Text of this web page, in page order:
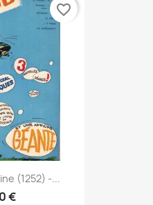
(1252) -...
€
favorite_border